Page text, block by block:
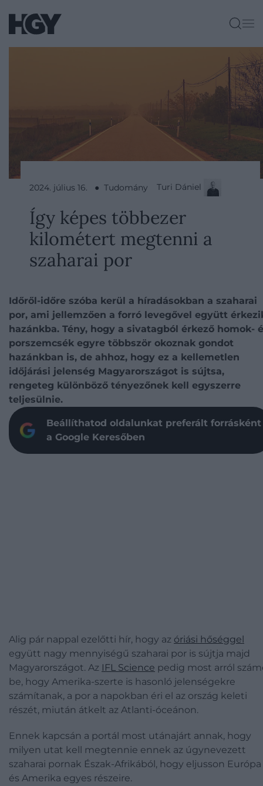
2024. július 16. ● Tudomány Turi Dániel
Így képes többezer
kilométert megtenni a
szaharai por
Időről-időre szóba kerül a híradásokban a szaharai
por, ami jellemzően a forró levegővel együtt
hazánkba. Tény, hogy a sivatagból érkező homok-
porszemcsék egyre többször okoznak gondot
hazánkban is, de ahhoz, hogy ez a kellemetlen
időjárási jelenség Magyarországot is sújtsa,
rengeteg különböző tényezőnek kell egyszerre
teljesülnie.
Beállíthatod oldalunkat preferált forrásként
a Google Keresőben
Alig pár nappal ezelőtti hír, hogy az óriási hőséggel
együtt nagy mennyiségű szaharai por is sújtja majd
Magyarországot. Az IFL Science pedig most arról
be, hogy Amerika-szerte is hasonló jelenségekre
számítanak, a por a napokban éri el az ország keleti
részét, miután átkelt az Atlanti-óceánon.
Ennek kapcsán a portál most utánajárt annak, hogy
milyen utat kell megtennie ennek az úgynevezett
szaharai pornak Észak-Afrikából, hogy eljusson Európa
és Amerika egyes részeire.